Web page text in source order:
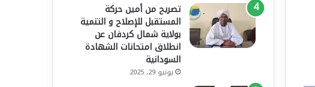
تصريح من أمين حركة
المستقبل للإصلاح و التنمية
بولاية شمال كردفان عن
انطلاق امتحانات الشهادة
السودانية
يونيو 29, 2025